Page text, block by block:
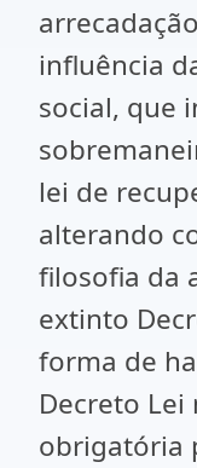
influência
social, que
lei de
alterando
filosofia da
extinto
forma de
Decreto Lei
obrigatória